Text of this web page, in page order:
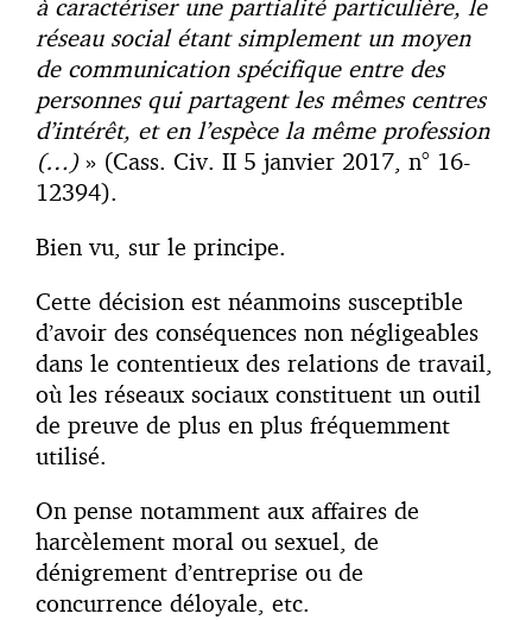
à caractériser une partialité particulière, le
réseau social étant simplement un moyen
de communication spécifique entre des
personnes qui partagent les mêmes centres
d’intérêt, et en l’espèce la même profession
(…)» (Cass. Civ. II 5 janvier 2017, n° 16-
12394).
Bien vu, sur le principe.
Cette décision est néanmoins susceptible
d’avoir des conséquences non négligeables
dans le contentieux des relations de travail,
où les réseaux sociaux constituent un outil
de preuve de plus en plus fréquemment
utilisé.
On pense notamment aux affaires de
harcèlement moral ou sexuel, de
dénigrement d’entreprise ou de
concurrence déloyale, etc.